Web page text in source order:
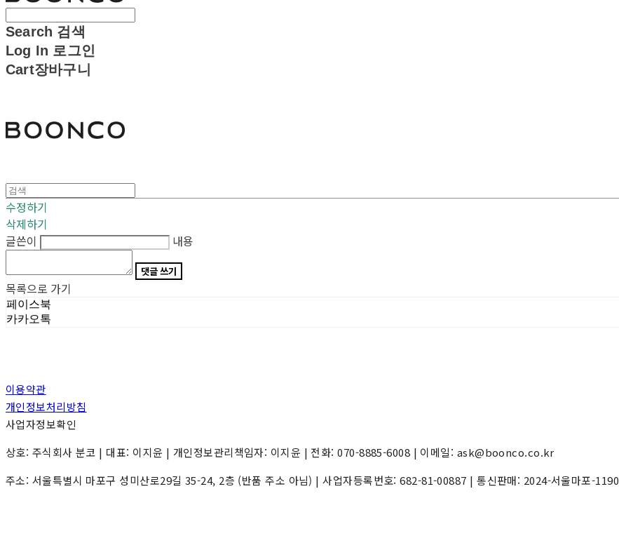
Search 검색
Log In 로그인
Cart장바구니
수정하기
삭제하기
글쓴이
내용
댓글 쓰기
목록으로 가기
페이스북
카카오톡
이용약관
개인정보처리방침
사업자정보확인
상호: 주식회사 분코 | 대표: 이지윤 | 개인정보관리책임자: 이지윤 | 전화: 070-8885-6008 | 이메일: ask@boonco.co.kr
주소: 서울특별시 마포구 성미산로29길 35-24, 2층 (반품 주소 아님) | 사업자등록번호:682-81-00887 | 통신판매: 2024-서울마포-1190